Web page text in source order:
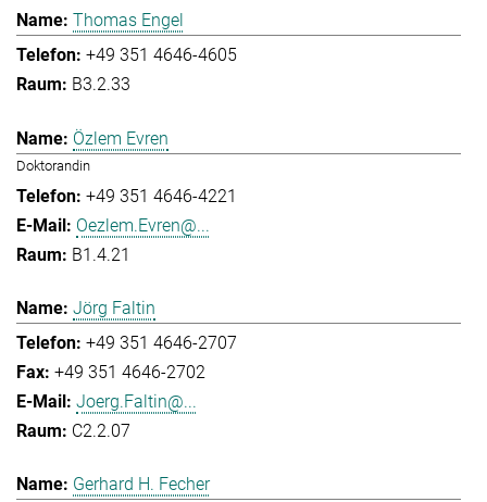
Thomas Engel
+49 351 4646-4605
B3.2.33
Özlem Evren
Doktorandin
+49 351 4646-4221
Oezlem.Evren@...
B1.4.21
Jörg Faltin
+49 351 4646-2707
+49 351 4646-2702
Joerg.Faltin@...
C2.2.07
Gerhard H. Fecher